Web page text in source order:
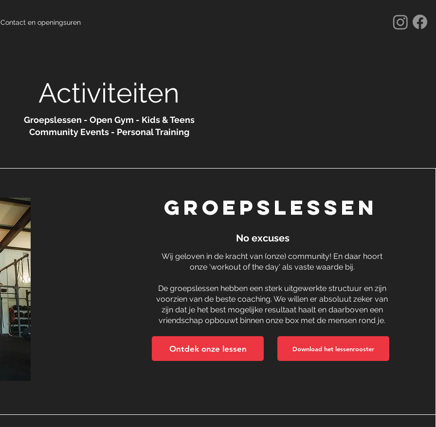
Contact en openingsuren
Activiteiten
Groepslessen - Open Gym - Kids & Teens
Community Events - Personal Training
Groepslessen
No excuses
Wij geloven in de kracht van (onze) community! En daar hoort
onze 'workout of the day' als vaste waarde bij.
De groepslessen hebben een sterk uitgewerkte structuur en zijn
voorzien van de beste coaching. We willen er absoluut zeker van
zijn dat je het best mogelijke resultaat haalt en daarboven een
vriendschap opbouwt binnen onze box met de mensen rond je.
Ontdek onze lessen Download het lessenrooster